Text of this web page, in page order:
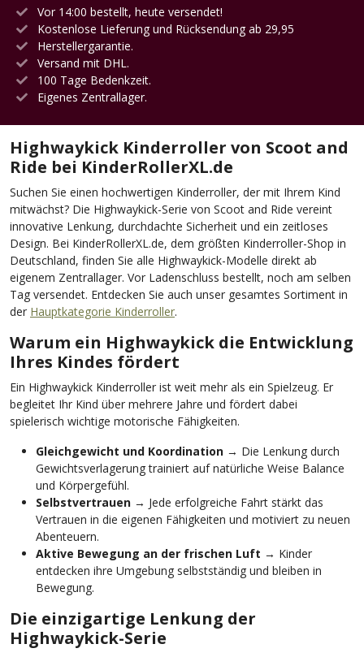
Vor 14:00 bestellt, heute versendet!
Kostenlose Lieferung und Rücksendung ab 29,95
Herstellergarantie.
Versand mit DHL.
100 Tage Bedenkzeit.
Eigenes Zentrallager.
Highwaykick Kinderroller von Scoot and
Ride bei KinderRollerXL.de
Suchen Sie einen hochwertigen Kinderroller, der mit Ihrem Kind
mitwächst? Die Highwaykick-Serie von Scoot and Ride vereint
innovative Lenkung, durchdachte Sicherheit und ein zeitloses
Design. Bei KinderRollerXL.de, dem größten Kinderroller-Shop in
Deutschland, finden Sie alle Highwaykick-Modelle direkt ab
eigenem Zentrallager. Vor Ladenschluss bestellt, noch am selben
Tag versendet. Entdecken Sie auch unser gesamtes Sortiment in
der Hauptkategorie Kinderroller.
Warum ein Highwaykick die Entwicklung
Ihres Kindes fördert
Ein Highwaykick Kinderroller ist weit mehr als ein Spielzeug. Er
begleitet Ihr Kind über mehrere Jahre und fördert dabei
spielerisch wichtige motorische Fähigkeiten.
Gleichgewicht und Koordination → Die Lenkung durch
Gewichtsverlagerung trainiert auf natürliche Weise Balance
und Körpergefühl.
Selbstvertrauen → Jede erfolgreiche Fahrt stärkt das
Vertrauen in die eigenen Fähigkeiten und motiviert zu neuen
Abenteuern.
Aktive Bewegung an der frischen Luft → Kinder
entdecken ihre Umgebung selbstständig und bleiben in
Bewegung.
Die einzigartige Lenkung der
Highwaykick-Serie